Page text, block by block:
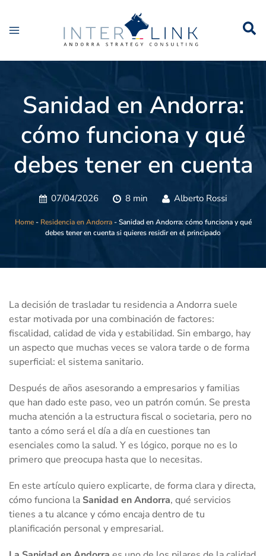
Sanidad en Andorra:
cómo funciona y qué
debes tener en cuenta
si quieres residir en el
principado
07/04/2026 8 min Alberto Rossi
Home- Residencia en Andorra-Sanidad en Andorra: cómo funciona y qué
debes tener en cuenta si quieres residir en el principado
La decisión de trasladar tu residencia a Andorra suele
estar motivada por una combinación de factores:
fiscalidad, calidad de vida y estabilidad. Sin embargo, hay
un aspecto que muchas veces se valora tarde o de forma
superficial: el sistema sanitario.
Después de años asesorando a empresarios y familias
que han dado este paso, veo un patrón común. Se presta
mucha atención a la estructura fiscal o societaria, pero no
tanto a cómo será el día a día en cuestiones tan
esenciales como la salud. Y es lógico, porque no es lo
primero que preocupa hasta que lo necesitas.
En este artículo quiero explicarte, de forma clara y directa,
cómo funciona la Sanidad en Andorra, qué servicios
tienes a tu alcance y cómo encaja dentro de tu
planificación personal y empresarial.